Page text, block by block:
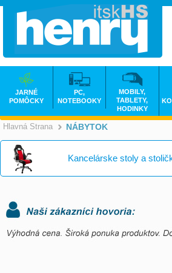
Hlavná Strana >
NÁBYTOK
Kancelárske stoly a
JARNÉ
POMÔCKY
PC,
NOTEBOOKY
MOBILY,
TABLETY,
HODINKY